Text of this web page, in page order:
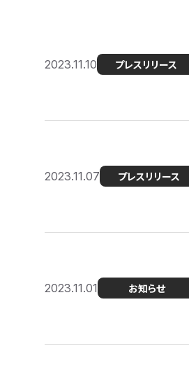
2023.11.10 プレスリリース
2023.11.07 プレスリリース
2023.11.01 お知らせ